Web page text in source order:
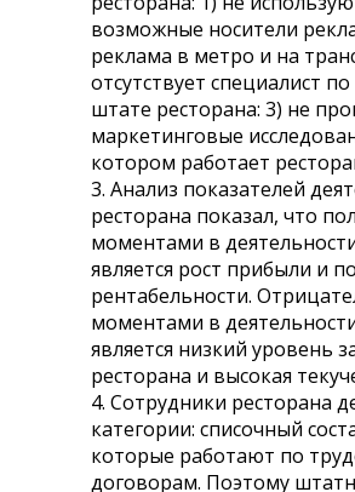
возможные носители
реклама в метро и на
отсутствует специалист
штате ресторана: 3) не
маркетинговые
котором работает
3. Анализ показателей
ресторана показал, что
моментами в
является рост прибыли и
рентабельности.
моментами в
является низкий уровень
ресторана и высокая
4. Сотрудники ресторана
категории: списочный
которые работают по
договорам. Поэтому